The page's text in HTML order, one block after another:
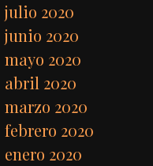
julio 2020
junio 2020
mayo 2020
abril 2020
marzo 2020
febrero 2020
enero 2020